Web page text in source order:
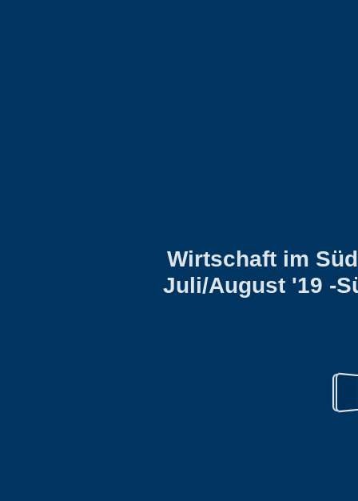
Wirtschaft im
Juli/August '19 -